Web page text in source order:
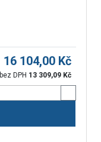
16 104,00 Kč
bez DPH 13 309,09 Kč